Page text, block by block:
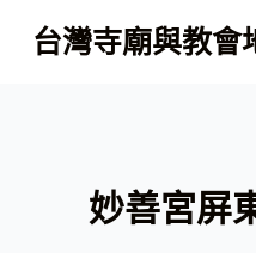
跳
至
台灣寺廟與教會
妙善宮屏